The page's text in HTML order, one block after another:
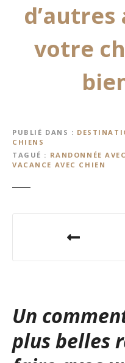
votre
PUBLIÉ DANS
CHIENS
TAGUÉ
RANDONNÉE
VACANCE AVEC CHIEN
g
a
Un
plus belles